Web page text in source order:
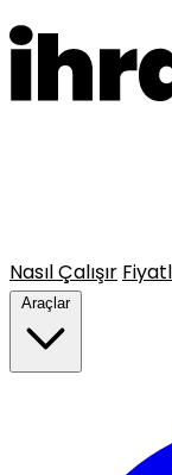
Nasıl Çalışır
Araçlar